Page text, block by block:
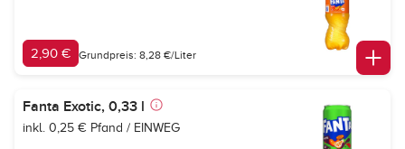
2,90 € Grundpreis: 8,28 €/Liter
Fanta Exotic, 0,33 l
inkl. 0,25 € Pfand / EINWEG